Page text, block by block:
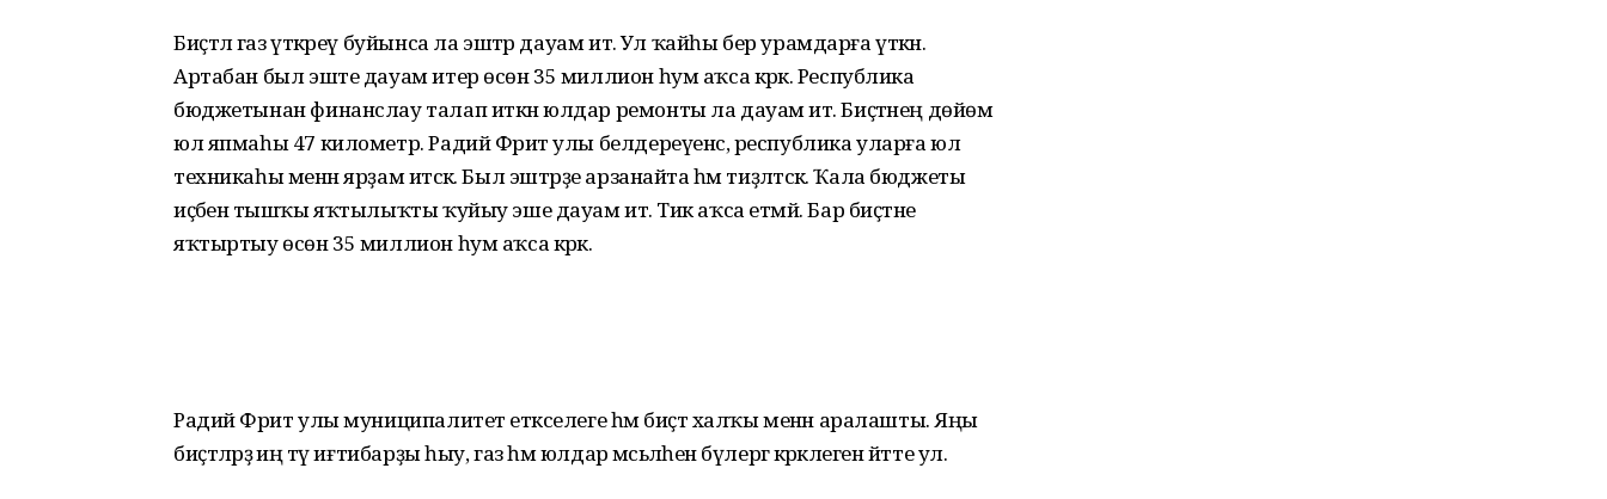
Биҫтәлә газ үткәреү буйынса ла эштәр дауам итә. Ул ҡайһы бер урамдарға үткән.
Артабан был эште дауам итер өсөн 35 миллион һум аҡса кәрәк. Республика
бюджетынан финанслау талап иткән юлдар ремонты ла дауам итә. Биҫтәнең дөйөм
юл япмаһы 47 километр. Радий Фәрит улы белдереүенсә, республика уларға юл
техникаһы менән ярҙам итәсәк. Был эштәрҙе арзанайта һәм тиҙләтәсәк. Ҡала бюджеты
иҫәбенә тышҡы яҡтылыҡты ҡуйыу эше дауам итә. Тик аҡса етмәй. Бар биҫтәне
яҡтыртыу өсөн 35 миллион һум аҡса кәрәк.
Радий Фәрит улы муниципалитет етәкселеге һәм биҫтә халҡы менән аралашты. Яңы
биҫтәләрҙә иң тәү иғтибарҙы һыу, газ һәм юлдар мәсьәләһенә бүлергә кәрәклеген әйтте ул.